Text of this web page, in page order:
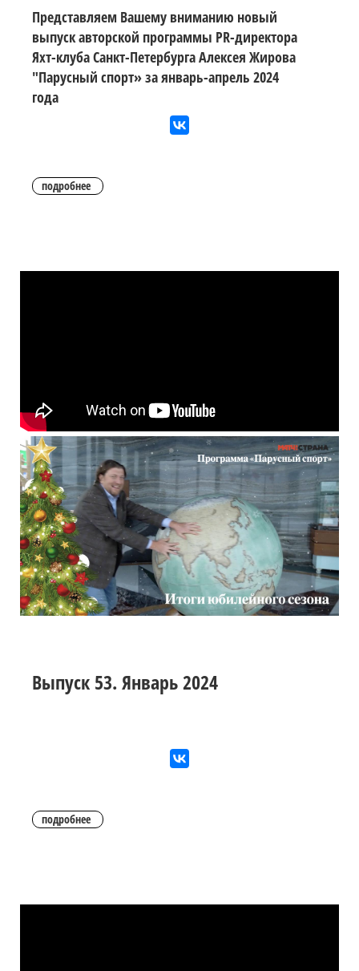
Представляем Вашему вниманию новый
выпуск авторской программы PR-директора
Яхт-клуба Санкт-Петербурга Алексея Жирова
"Парусный спорт» за январь-апрель 2024
года
подробнее
Выпуск 53. Январь 2024
подробнее